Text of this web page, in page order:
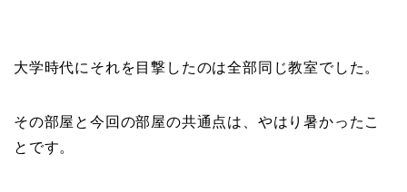
大学時代にそれを目撃したのは全部同じ教室でした。
その部屋と今回の部屋の共通点は、やはり暑かったこ
とです。